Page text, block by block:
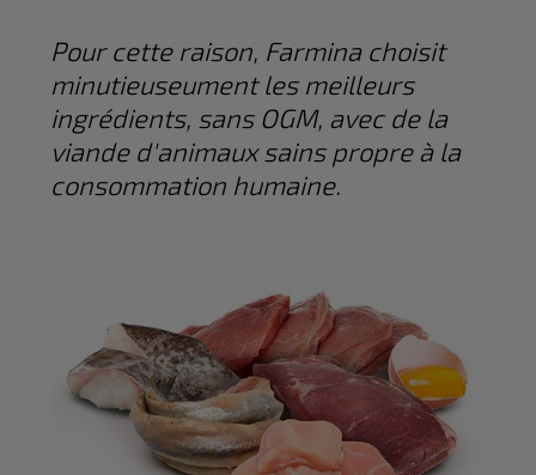
Pour cette raison, Farmina choisit
minutieuseument les meilleurs
ingrédients, sans OGM, avec de la
viande d'animaux sains propre à la
consommation humaine.